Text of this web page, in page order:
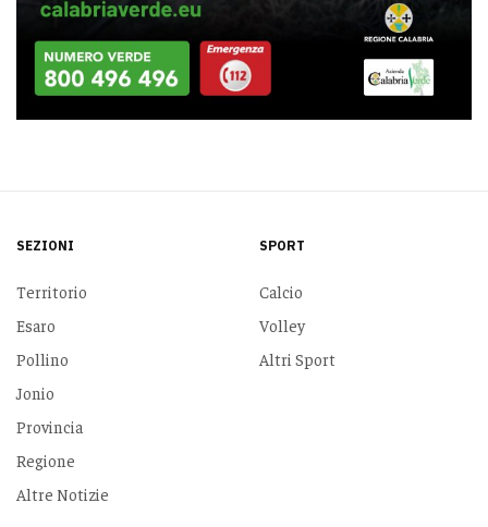
SEZIONI
Territorio
Esaro
Pollino
Jonio
Provincia
Regione
Altre Notizie
SPORT
Calcio
Volley
Altri Sport